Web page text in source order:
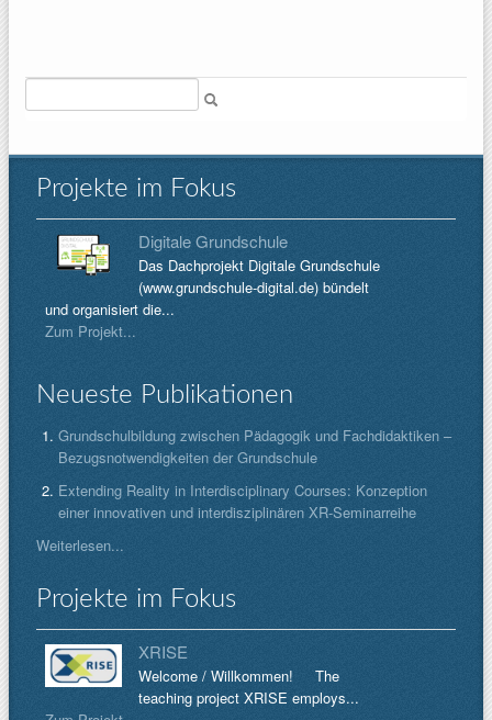
Projekte im Fokus
Digitale Grundschule
Das Dachprojekt Digitale Grundschule
(www.grundschule-digital.de) bündelt
und organisiert die...
Zum Projekt...
Neueste Publikationen
Grundschulbildung zwischen Pädagogik und Fachdidaktiken –
Bezugsnotwendigkeiten der Grundschule
Extending Reality in Interdisciplinary Courses: Konzeption
einer innovativen und interdisziplinären XR-Seminarreihe
Weiterlesen...
Projekte im Fokus
XRISE
Welcome / Willkommen! The
teaching project XRISE employs...